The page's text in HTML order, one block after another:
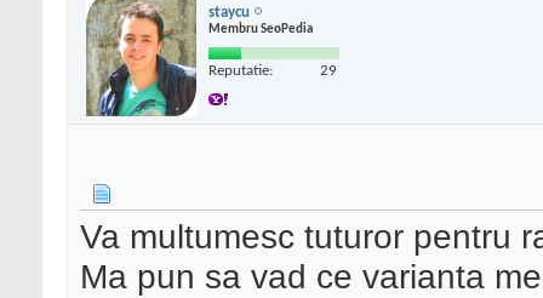
staycu
Membru SeoPedia
Reputatie: 29
Va multumesc tuturor pentru
Ma pun sa vad ce varianta